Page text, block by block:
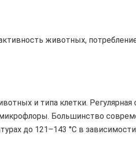
животных,
и типа клетки. Регулярная
Большинство
до 121–143 °C в